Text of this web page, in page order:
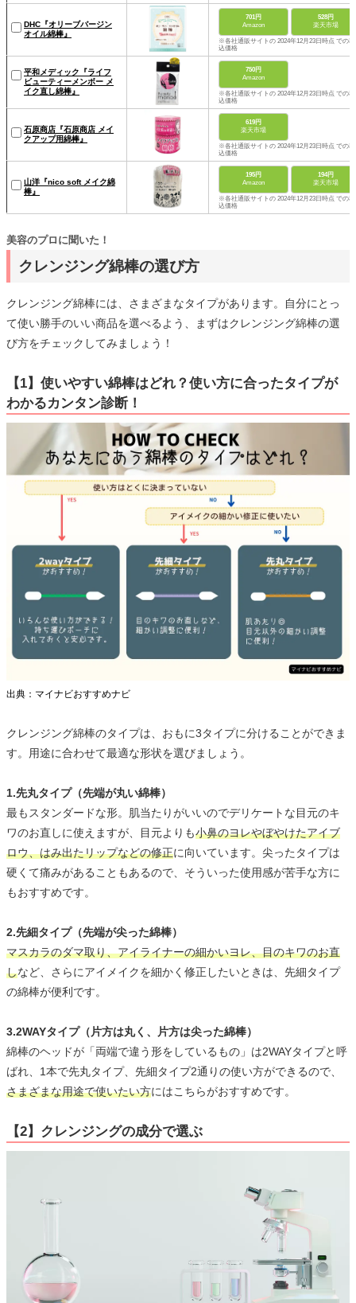
DHC『オリーブバージン
オイル綿棒』
701円
Amazon
528円
楽天市場
※各社通販サイトの 2024年12月23日時点 での税
込価格
平和メディック『ライフ
ビューティーメンボー メ
イク直し綿棒』
750円
Amazon
※各社通販サイトの 2024年12月23日時点 での税
込価格
石原商店『石原商店 メイ
クアップ用綿棒』
619円
楽天市場
※各社通販サイトの 2024年12月23日時点 での税
込価格
山洋『nico soft メイク綿
棒』
195円
Amazon
194円
楽天市場
※各社通販サイトの 2024年12月23日時点 での税
込価格
クレンジング綿棒の選び方
美容のプロに聞いた！
クレンジング綿棒には、さまざまなタイプがあります。自分にとっ
て使い勝手のいい商品を選べるよう、まずはクレンジング綿棒の選
び方をチェックしてみましょう！
【1】使いやすい綿棒はどれ？使い方に合ったタイプが
わかるカンタン診断！
出典：マイナビおすすめナビ
クレンジング綿棒のタイプは、おもに3タイプに分けることができま
す。用途に合わせて最適な形状を選びましょう。
1.先丸タイプ（先端が丸い綿棒）
最もスタンダードな形。肌当たりがいいのでデリケートな目元のキ
ワのお直しに使えますが、目元よりも小鼻のヨレやぼやけたアイブ
ロウ、はみ出たリップなどの修正に向いています。尖ったタイプは
硬くて痛みがあることもあるので、そういった使用感が苦手な方に
もおすすめです。
2.先細タイプ（先端が尖った綿棒）
マスカラのダマ取り、アイライナーの細かいヨレ、目のキワのお直
しなど、さらにアイメイクを細かく修正したいときは、先細タイプ
の綿棒が便利です。
3.2WAYタイプ（片方は丸く、片方は尖った綿棒）
綿棒のヘッドが「両端で違う形をしているもの」は2WAYタイプと呼
ばれ、1本で先丸タイプ、先細タイプ2通りの使い方ができるので、
さまざまな用途で使いたい方にはこちらがおすすめです。
【2】クレンジングの成分で選ぶ